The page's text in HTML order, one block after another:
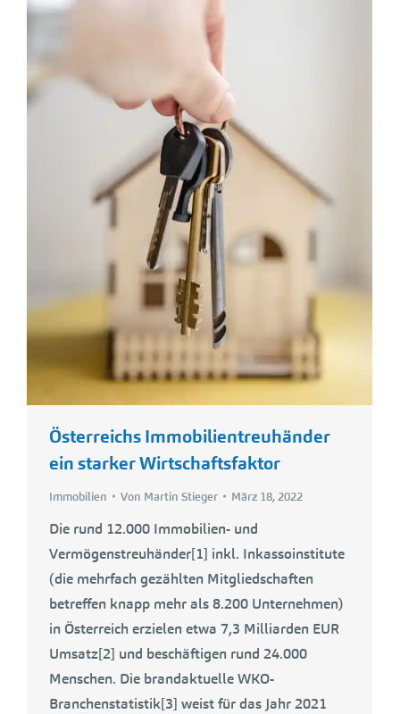
Österreichs Immobilientreuhänder
ein starker Wirtschaftsfaktor
Immobilien Von Martin Stieger März 18, 2022
Die rund 12.000 Immobilien- und
Vermögenstreuhänder[1] inkl. Inkassoinstitute
(die mehrfach gezählten Mitgliedschaften
betreffen knapp mehr als 8.200 Unternehmen)
in Österreich erzielen etwa 7,3 Milliarden EUR
Umsatz[2] und beschäftigen rund 24.000
Menschen. Die brandaktuelle WKO-
Branchenstatistik[3] weist für das Jahr 2021